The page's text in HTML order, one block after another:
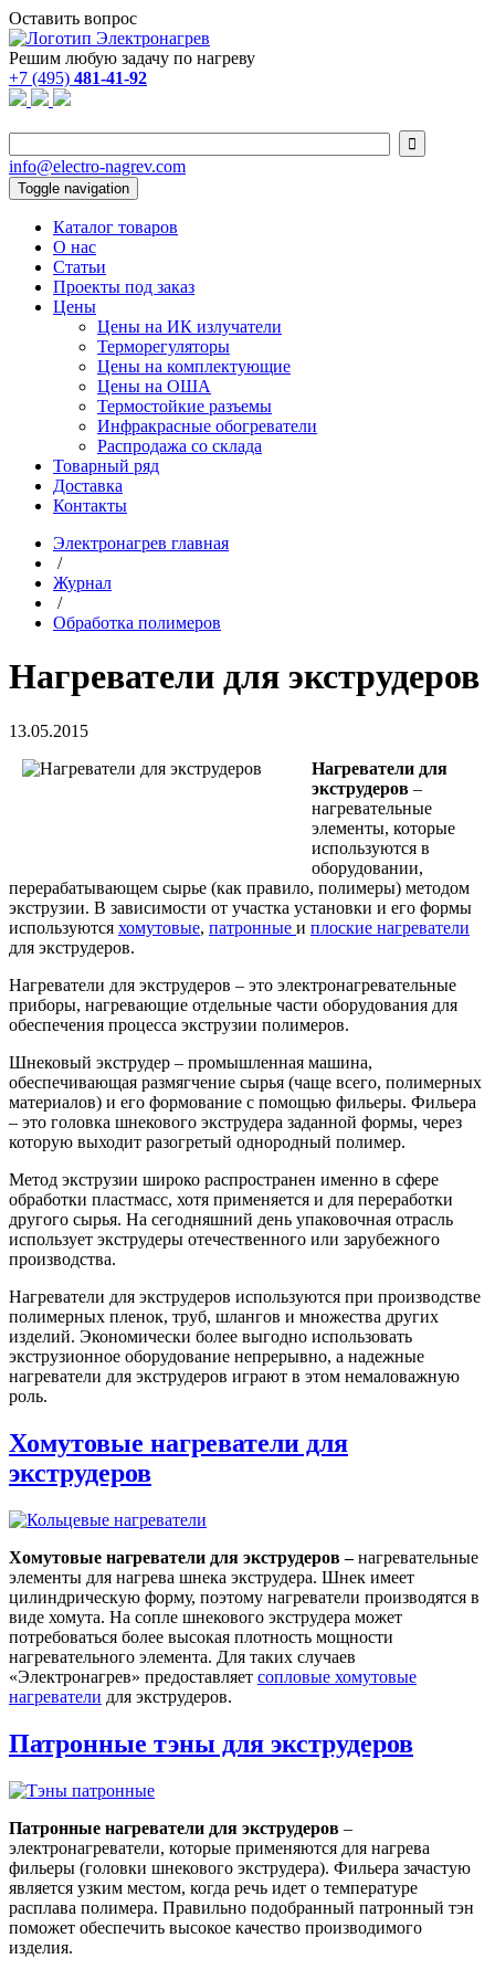
Оставить вопрос
Решим любую задачу по нагреву
+7 (495) 481-41-92

info@electro-nagrev.com
Toggle navigation
Каталог товаров
О нас
Статьи
Проекты под заказ
Цены
Цены на ИК излучатели
Терморегуляторы
Цены на комплектующие
Цены на ОША
Термостойкие разъемы
Инфракрасные обогреватели
Распродажа со склада
Товарный ряд
Доставка
Контакты
Электронагрев главная
/
Журнал
/
Обработка полимеров
Нагреватели для экструдеров
13.05.2015
Нагреватели для
экструдеров –
нагревательные
элементы, которые
используются в
оборудовании,
перерабатывающем сырье (как правило, полимеры) методом
экструзии. В зависимости от участка установки и его формы
используются хомутовые, патронные и плоские нагреватели
для экструдеров.
Нагреватели для экструдеров – это электронагревательные
приборы, нагревающие отдельные части оборудования для
обеспечения процесса экструзии полимеров.
Шнековый экструдер – промышленная машина,
обеспечивающая размягчение сырья (чаще всего, полимерных
материалов) и его формование с помощью фильеры. Фильера
– это головка шнекового экструдера заданной формы, через
которую выходит разогретый однородный полимер.
Метод экструзии широко распространен именно в сфере
обработки пластмасс, хотя применяется и для переработки
другого сырья. На сегодняшний день упаковочная отрасль
использует экструдеры отечественного или зарубежного
производства.
Нагреватели для экструдеров используются при производстве
полимерных пленок, труб, шлангов и множества других
изделий. Экономически более выгодно использовать
экструзионное оборудование непрерывно, а надежные
нагреватели для экструдеров играют в этом немаловажную
роль.
Хомутовые нагреватели для
экструдеров
Хомутовые нагреватели для экструдеров –нагревательные
элементы для нагрева шнека экструдера. Шнек имеет
цилиндрическую форму, поэтому нагреватели производятся в
виде хомута. На сопле шнекового экструдера может
потребоваться более высокая плотность мощности
нагревательного элемента. Для таких случаев
«Электронагрев» предоставляет сопловые хомутовые
нагреватели для экструдеров.
Патронные тэны для экструдеров
Патронные нагреватели для экструдеров –
электронагреватели, которые применяются для нагрева
фильеры (головки шнекового экструдера). Фильера зачастую
является узким местом, когда речь идет о температуре
расплава полимера. Правильно подобранный патронный тэн
поможет обеспечить высокое качество производимого
изделия.